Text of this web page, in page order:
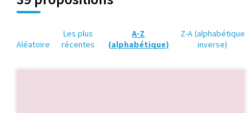
Aléatoire
Les plus
récentes
A-Z
(alphabétique)
Z-A (alphabétique
inverse)